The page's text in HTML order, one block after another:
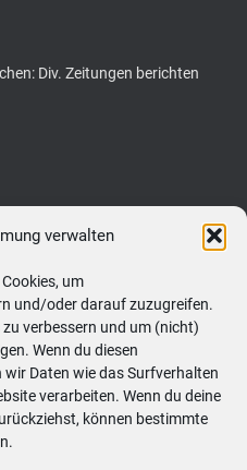
verwalten
um
und/oder darauf zuzugreifen.
verbessern und um (nicht)
Wenn du diesen
Daten wie das Surfverhalten
verarbeiten. Wenn du deine
können bestimmte
Div. Zeitungen berichten